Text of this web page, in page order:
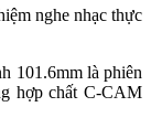
nghe nhạc thực
101.6mm là phiên
hợp chất C-CAM